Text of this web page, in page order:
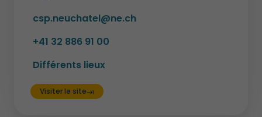
csp.neuchatel@ne.ch
+41 32 886 91 00
Différents lieux
Visiter le sitekeyboard_tab